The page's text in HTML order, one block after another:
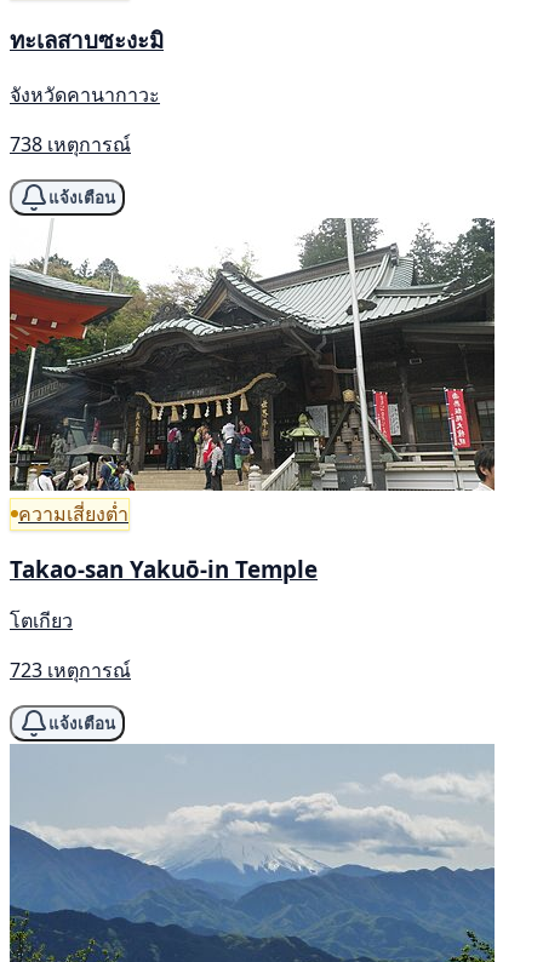
ทะเลสาบซะงะมิ
จังหวัดคานากาวะ
738 เหตุการณ์
แจ้งเตือน
ความเสี่ยงต่ำ
Takao-san Yakuō-in Temple
โตเกียว
723 เหตุการณ์
แจ้งเตือน